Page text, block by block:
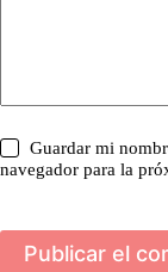
Guardar mi
navegador para la
Publicar el